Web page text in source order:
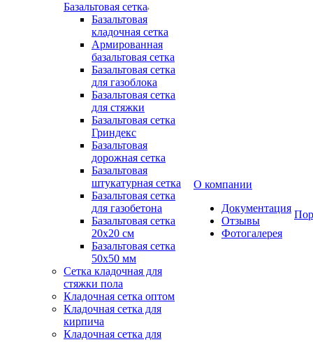
Базальтовая сетка
Базальтовая
кладочная сетка
Армированная
базальтовая сетка
Базальтовая сетка
для газоблока
Базальтовая сетка
для стяжки
Базальтовая сетка
Гриндекс
Базальтовая
дорожная сетка
Базальтовая
штукатурная сетка
Базальтовая сетка
для газобетона
Базальтовая сетка
20x20 см
Базальтовая сетка
50x50 мм
Сетка кладочная для
стяжки пола
Кладочная сетка оптом
Кладочная сетка для
кирпича
Кладочная сетка для
О компании
Документация
Отзывы
Фотогалерея